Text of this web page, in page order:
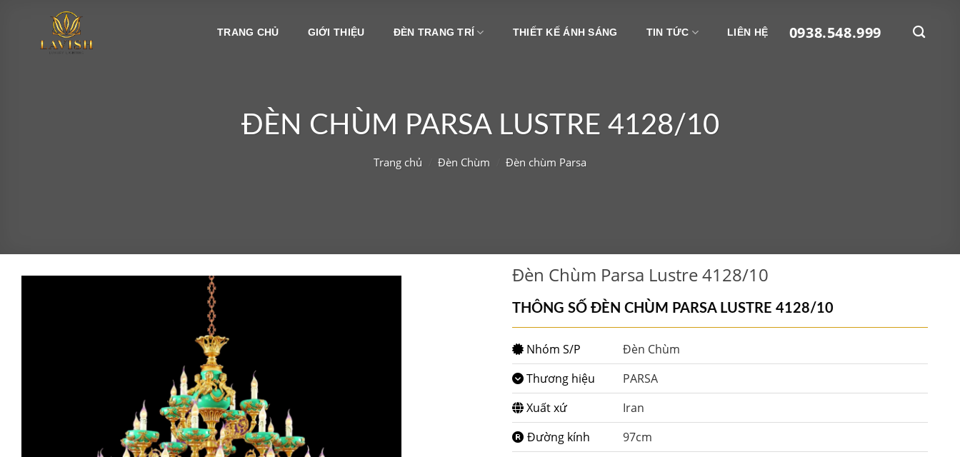
TRANG CHỦ GIỚI THIỆU ĐÈN TRANG TRÍ THIẾT KẾ ÁNH SÁNG TIN TỨC LIÊN HỆ 0938.548.999
ĐÈN CHÙM PARSA LUSTRE 4128/10
Trang chủ Đèn Chùm Đèn chùm Parsa
Đèn Chùm Parsa Lustre 4128/10
THÔNG SỐ ĐÈN CHÙM PARSA LUSTRE 4128/10
Nhóm S/P
Đèn Chùm
Thương hiệu
PARSA
Xuất xứ
Iran
Đường kính
97cm